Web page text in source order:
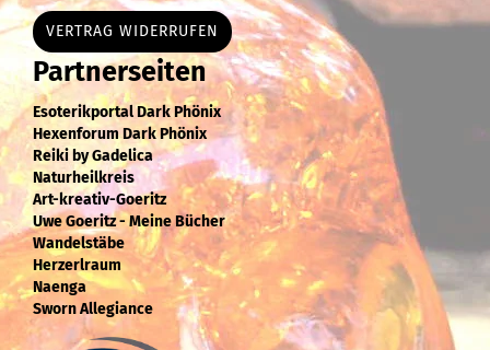
VERTRAG WIDERRUFEN
Partnerseiten
Esoterikportal Dark Phönix
Hexenforum Dark Phönix
Reiki by Gadelica
Naturheilkreis
Art-kreativ-Goeritz
Uwe Goeritz - Meine Bücher
Wandelstäbe
Herzerlraum
Naenga
Sworn Allegiance